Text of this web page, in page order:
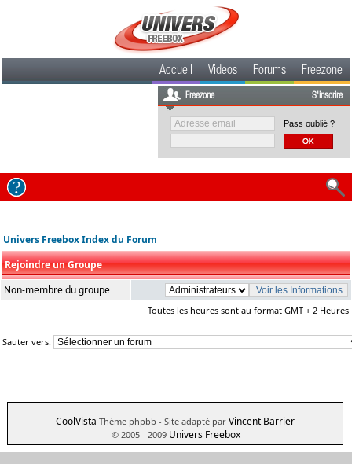
Accueil Videos Forums Freezone
Freezone S'inscrire
Pass oublié ?
Univers Freebox Index du Forum
Rejoindre un Groupe
Non-membre du groupe
Toutes les heures sont au format GMT + 2 Heures
Sauter vers:
CoolVista Thème phpbb - Site adapté par Vincent Barrier
© 2005 - 2009 Univers Freebox